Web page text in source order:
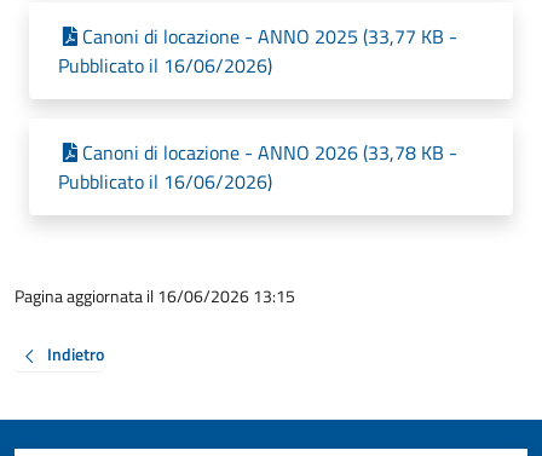
Canoni di locazione - ANNO 2025 (33,77 KB -
Pubblicato il 16/06/2026)
Canoni di locazione - ANNO 2026 (33,78 KB -
Pubblicato il 16/06/2026)
Pagina aggiornata il 16/06/2026 13:15
Indietro